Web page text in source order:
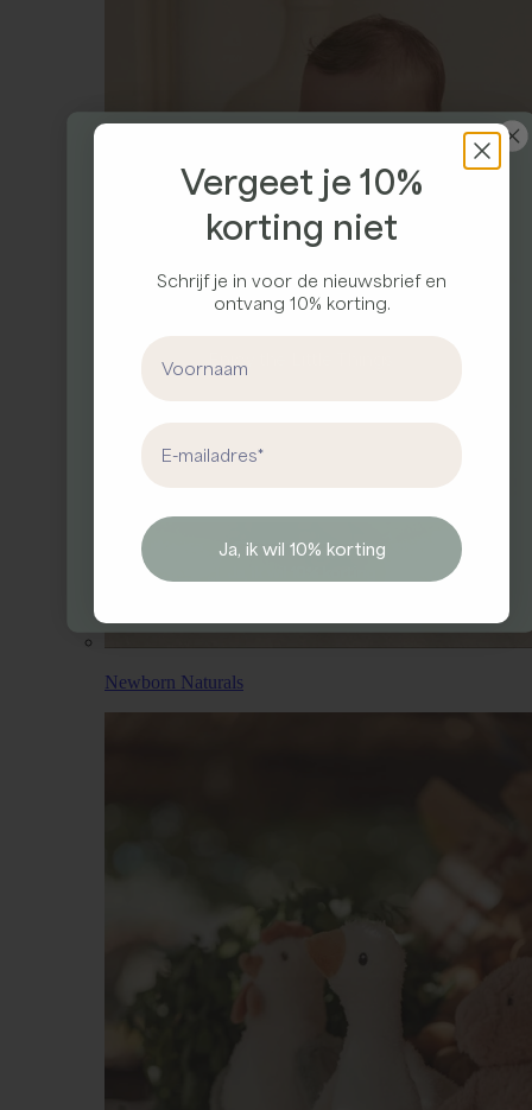
Newborn Naturals
Ontvang 10% korting
Meld je aan voor onze nieuwsbrief en ontvang
10% korting op je eerste bestelling
First Name
Vergeet je 10%
korting niet
Schrijf je in voor de nieuwsbrief en
ontvang 10% korting.
First Name
Email address
Ja, ik wil 10% korting